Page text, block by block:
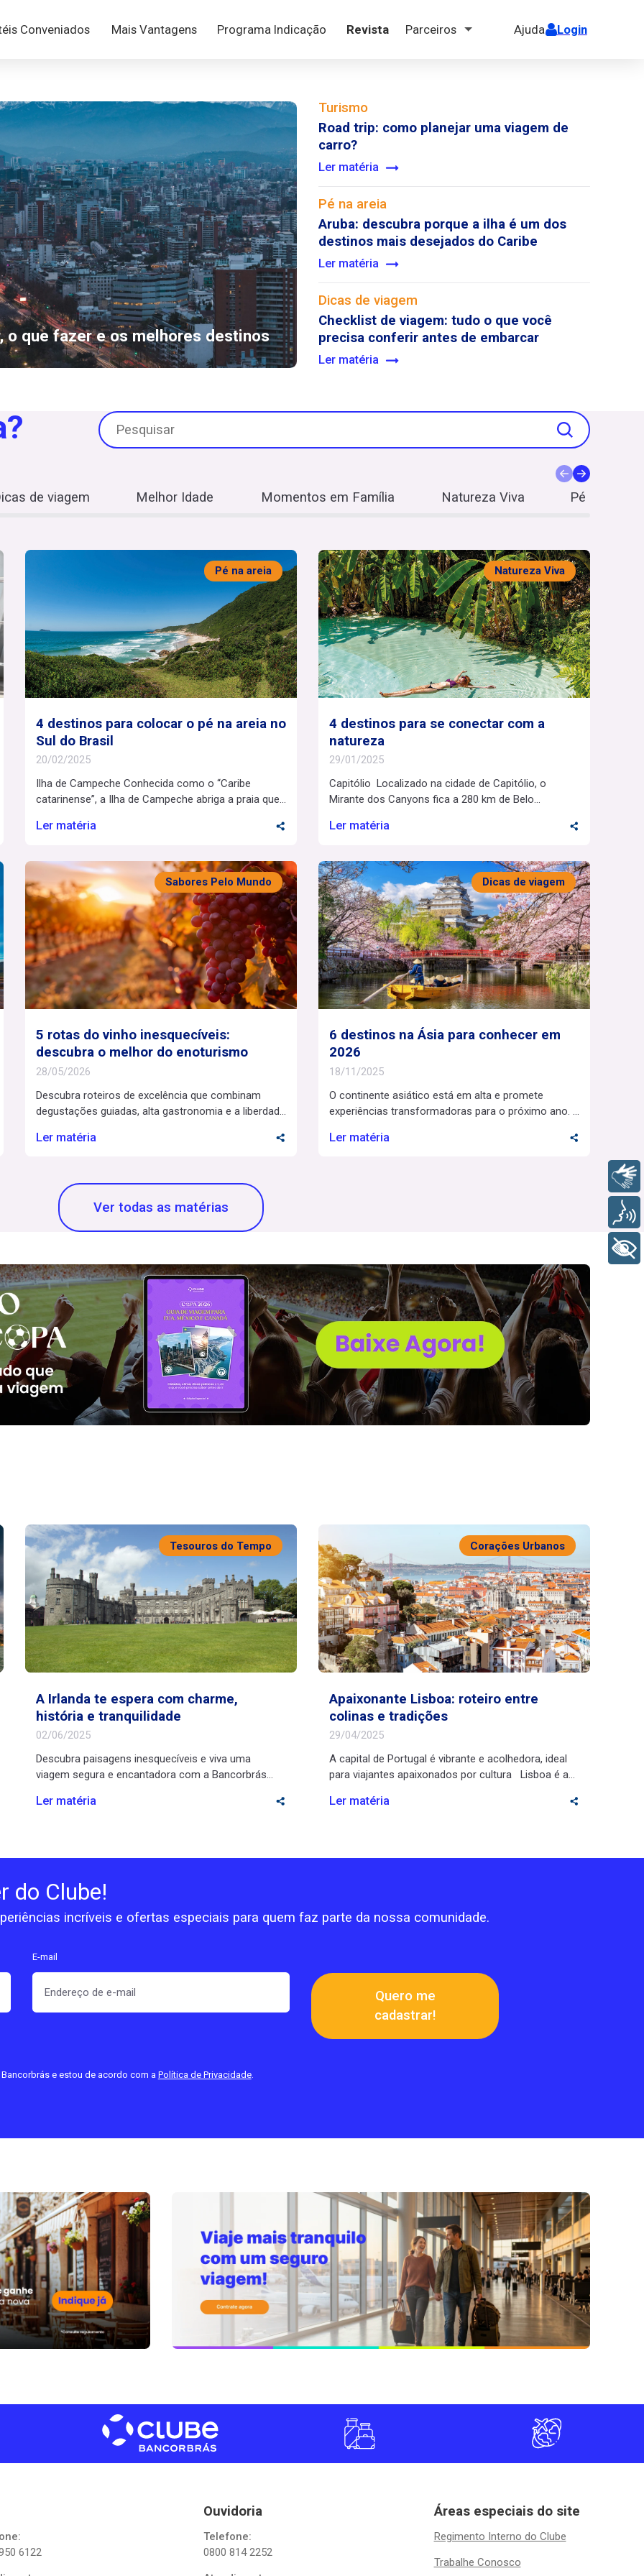
Conveniados Mais Vantagens Programa Indicação Revista Parceiros Ajuda Login
o que fazer e os melhores destinos
Turismo
Road trip: como planejar uma viagem de
carro?
Ler matéria
Pé na areia
Aruba: descubra porque a ilha é um dos
destinos mais desejados do Caribe
Ler matéria
Dicas de viagem
Checklist de viagem: tudo o que você
precisa conferir antes de embarcar
Ler matéria
de viagem Melhor Idade Momentos em Família Natureza Viva Pé na areia
Pé na areia
4 destinos para colocar o pé na areia no
Sul do Brasil
20/02/2025
Ilha de Campeche Conhecida como o “Caribe
catarinense”, a Ilha de Campeche abriga a praia que
pelo Guia Quatro Rodas. Com águas cristalinas e
apreciar a vista. É de tirar o fôlego! Além da beleza,
Campeche possui importância […]
Ler matéria
Natureza Viva
4 destinos para se conectar com a
natureza
29/01/2025
Capitólio Localizado na cidade de Capitólio, o
Mirante dos Canyons fica a 280 km de Belo
mais uma caminhada de fácil acesso. Todo o trajeto
paredões, é possível ver um imenso lago com tom
de verde-esmeralda, […]
Ler matéria
Sabores Pelo Mundo
5 rotas do vinho inesquecíveis:
descubra o melhor do enoturismo
28/05/2026
Descubra roteiros de excelência que combinam
degustações guiadas, alta gastronomia e a liberdade
viagem inesquecível envolve a liberdade de explorar
perfeita desse desejo, oferecendo vivências
sensoriais que vão muito além […]
Ler matéria
Dicas de viagem
6 destinos na Ásia para conhecer em
2026
18/11/2025
O continente asiático está em alta e promete
experiências transformadoras para o próximo ano.
conhecer apenas a culinária oriental ou visitar
Ler matéria
Ver todas as matérias
Tesouros do Tempo
A Irlanda te espera com charme,
história e tranquilidade
02/06/2025
Descubra paisagens inesquecíveis e viva uma
viagem segura e encantadora com a Bancorbrás
encantos da Irlanda com tranquilidade e inspiração?
Ler matéria
Corações Urbanos
Apaixonante Lisboa: roteiro entre
colinas e tradições
29/04/2025
A capital de Portugal é vibrante e acolhedora, ideal
para viajantes apaixonados por cultura Lisboa é a
ruas extensas, repletas de prédios históricos,
Ler matéria
do Clube!
incríveis e ofertas especiais para quem faz parte da nossa comunidade.
E-mail
Quero me
cadastrar!
e estou de acordo com aPolítica de Privacidade.
6122
Ouvidoria
Telefone:
0800 814 2252
Áreas especiais do site
Regimento Interno do Clube
Trabalhe Conosco